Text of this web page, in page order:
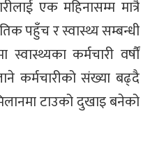
एक महिनासम्म मात्रै
पहुँच र स्वास्थ्य सम्बन्धी
कर्मचारी वर्षौं
कर्मचारीको संख्या बढ्दै
टाउको दुखाइ बनेको